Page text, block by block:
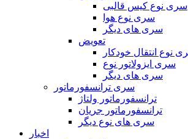
سری نوع کیس قالبی
سری نوع هوا
سری های دیگر
تعویض
نوع انتقال خودکار
سری ایزولاتور نوع
سری های دیگر
سری ترانسفورماتور
ترانسفورماتور ولتاژ
ترانسفورماتور جریان
سری های نوع دیگر
اخبار